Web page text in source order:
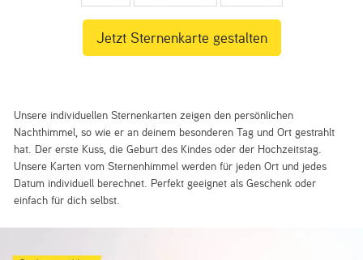
Unsere individuellen Sternenkarten zeigen den persönlichen
Nachthimmel, so wie er an deinem besonderen Tag und Ort gestrahlt
hat. Der erste Kuss, die Geburt des Kindes oder der Hochzeitstag.
Unsere Karten vom Sternenhimmel werden für jeden Ort und jedes
Datum individuell berechnet. Perfekt geeignet als Geschenk oder
einfach für dich selbst.